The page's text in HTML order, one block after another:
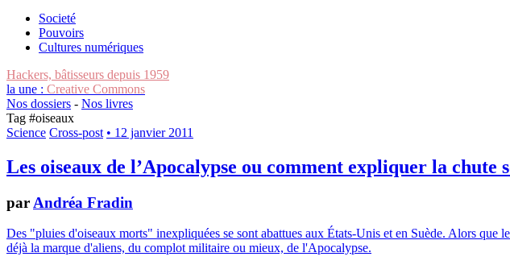
Societé
Pouvoirs
Cultures numériques
Hackers, bâtisseurs depuis 1959
la une : Creative Commons
Nos dossiers - Nos livres
Tag #oiseaux
Science Cross-post • 12 janvier 2011
Les oiseaux de l’Apocalypse ou comment expliquer la chute
par Andréa Fradin
Des "pluies d'oiseaux morts" inexpliquées se sont abattues aux États-Unis et en Suède. Alors que
déjà la marque d'aliens, du complot militaire ou mieux, de l'Apocalypse.